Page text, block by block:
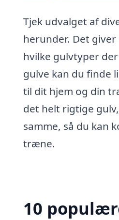
Tjek udvalget af
herunder. Det
hvilke gulvtyper
gulve kan du finde
til dit hjem og din
det helt rigtige
samme, så du kan
træne.
10